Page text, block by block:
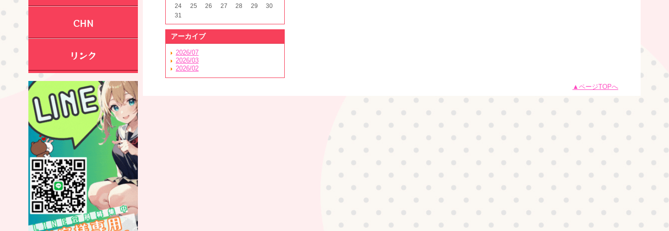
CHN
リンク
24
25 26 27 28 29
30
31
アーカイブ
2026/07
2026/03
2026/02
ページTOPへ